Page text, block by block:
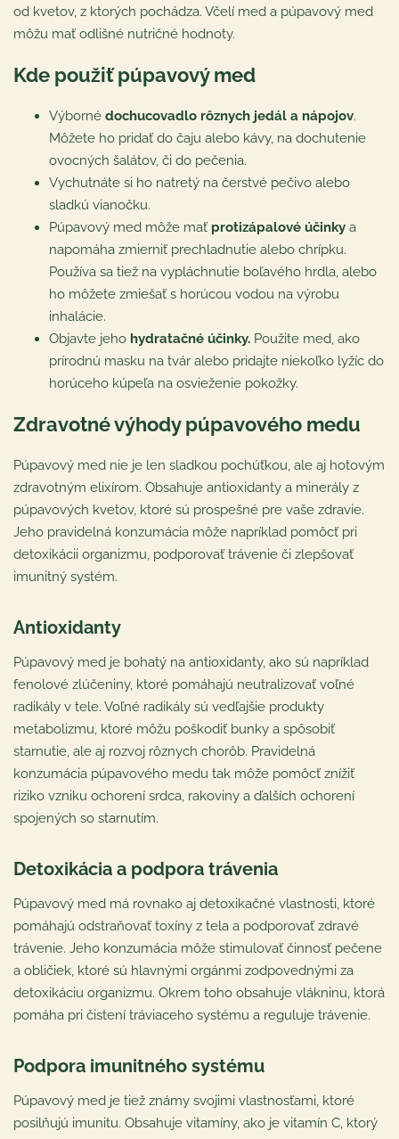
od kvetov, z ktorých pochádza. Včelí med a púpavový med
môžu mať odlišné nutričné hodnoty.
Kde použiť púpavový med
Výborné dochucovadlo rôznych jedál a nápojov.
Môžete ho pridať do čaju alebo kávy, na dochutenie
ovocných šalátov, či do pečenia.
Vychutnáte si ho natretý na čerstvé pečivo alebo
sladkú vianočku.
Púpavový med môže mať protizápalové účinky a
napomáha zmierniť prechladnutie alebo chrípku.
Používa sa tiež na vypláchnutie boľavého hrdla, alebo
ho môžete zmiešať s horúcou vodou na výrobu
inhalácie.
Objavte jeho hydratačné účinky. Použite med, ako
prírodnú masku na tvár alebo pridajte niekoľko lyžíc do
horúceho kúpeľa na osvieženie pokožky.
Zdravotné výhody púpavového medu
Púpavový med nie je len sladkou pochúťkou, ale aj hotovým
zdravotným elixírom. Obsahuje antioxidanty a minerály z
púpavových kvetov, ktoré sú prospešné pre vaše zdravie.
Jeho pravidelná konzumácia môže napríklad pomôcť pri
detoxikácii organizmu, podporovať trávenie či zlepšovať
imunitný systém.
Antioxidanty
Púpavový med je bohatý na antioxidanty, ako sú napríklad
fenolové zlúčeniny, ktoré pomáhajú neutralizovať voľné
radikály v tele. Voľné radikály sú vedľajšie produkty
metabolizmu, ktoré môžu poškodiť bunky a spôsobiť
starnutie, ale aj rozvoj rôznych chorôb. Pravidelná
konzumácia púpavového medu tak môže pomôcť znížiť
riziko vzniku ochorení srdca, rakoviny a ďalších ochorení
spojených so starnutím.
Detoxikácia a podpora trávenia
Púpavový med má rovnako aj detoxikačné vlastnosti, ktoré
pomáhajú odstraňovať toxíny z tela a podporovať zdravé
trávenie. Jeho konzumácia môže stimulovať činnosť pečene
a obličiek, ktoré sú hlavnými orgánmi zodpovednými za
detoxikáciu organizmu. Okrem toho obsahuje vlákninu, ktorá
pomáha pri čistení tráviaceho systému a reguluje trávenie.
Podpora imunitného systému
Púpavový med je tiež známy svojimi vlastnosťami, ktoré
posilňujú imunitu. Obsahuje vitamíny, ako je vitamín C, ktorý